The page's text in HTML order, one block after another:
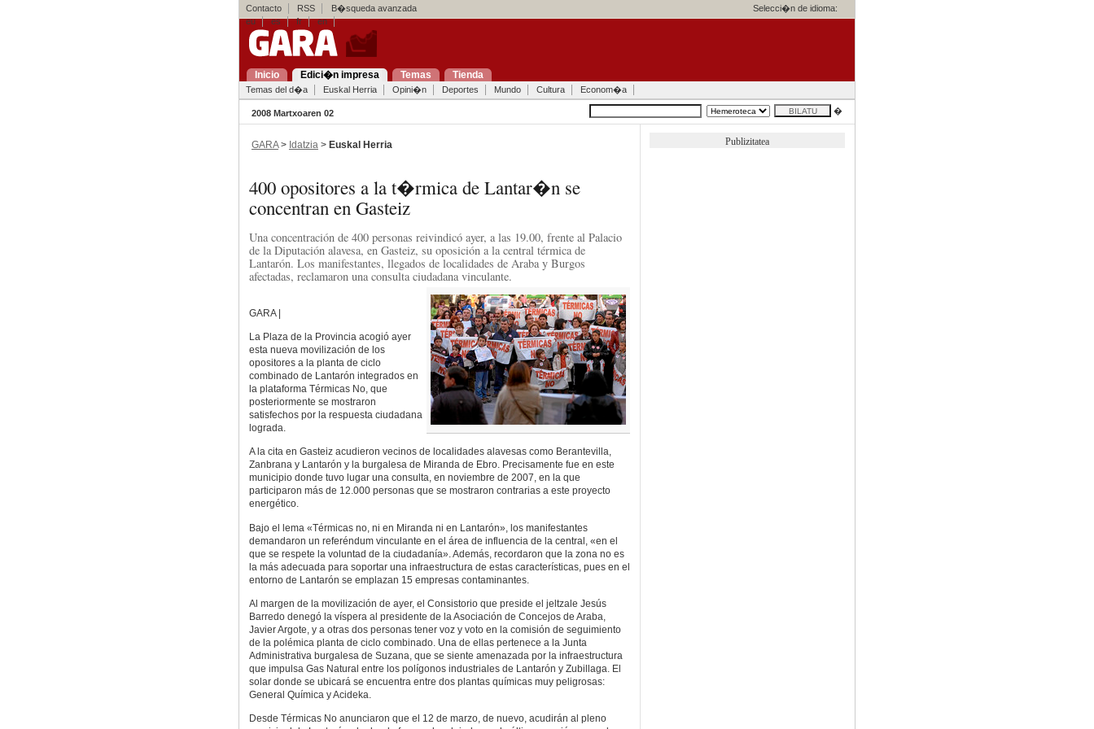
Contacto RSS B�squeda avanzada
Selecci�n de idioma:
eu
es fr en
Inicio Edici�n impresa Temas Tienda
Temas del d�a Euskal Herria Opini�n Deportes Mundo Cultura Econom�a
2008 Martxoaren 02 �
GARA> Idatzia > Euskal Herria
400 opositores a la t�rmica de Lantar�n se
concentran en Gasteiz
Una concentración de 400 personas reivindicó ayer, a las 19.00, frente al Palacio
de la Diputación alavesa, en Gasteiz, su oposición a la central térmica de
Lantarón. Los manifestantes, llegados de localidades de Araba y Burgos
afectadas, reclamaron una consulta ciudadana vinculante.
GARA |
La Plaza de la Provincia acogió ayer
esta nueva movilización de los
opositores a la planta de ciclo
combinado de Lantarón integrados en
la plataforma Térmicas No, que
posteriormente se mostraron
satisfechos por la respuesta ciudadana
lograda.
A la cita en Gasteiz acudieron vecinos de localidades alavesas como Berantevilla,
Zanbrana y Lantarón y la burgalesa de Miranda de Ebro. Precisamente fue en este
municipio donde tuvo lugar una consulta, en noviembre de 2007, en la que
participaron más de 12.000 personas que se mostraron contrarias a este proyecto
energético.
Bajo el lema «Térmicas no, ni en Miranda ni en Lantarón», los manifestantes
demandaron un referéndum vinculante en el área de influencia de la central, «en el
que se respete la voluntad de la ciudadanía». Además, recordaron que la zona no es
la más adecuada para soportar una infraestructura de estas características, pues en el
entorno de Lantarón se emplazan 15 empresas contaminantes.
Al margen de la movilización de ayer, el Consistorio que preside el jeltzale Jesús
Barredo denegó la víspera al presidente de la Asociación de Concejos de Araba,
Javier Argote, y a otras dos personas tener voz y voto en la comisión de seguimiento
de la polémica planta de ciclo combinado. Una de ellas pertenece a la Junta
Administrativa burgalesa de Suzana, que se siente amenazada por la infraestructura
que impulsa Gas Natural entre los polígonos industriales de Lantarón y Zubillaga. El
solar donde se ubicará se encuentra entre dos plantas químicas muy peligrosas:
General Química y Acideka.
Desde Térmicas No anunciaron que el 12 de marzo, de nuevo, acudirán al pleno
Publizitatea